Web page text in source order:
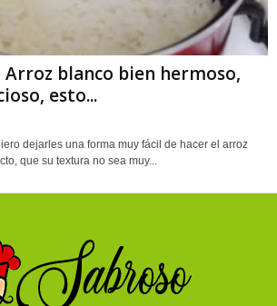
Arroz blanco bien hermoso,
esto...
dejarles una forma muy fácil de hacer el arroz
que su textura no sea muy...